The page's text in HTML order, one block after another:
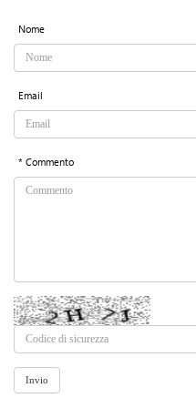
Nome
Email
* Commento